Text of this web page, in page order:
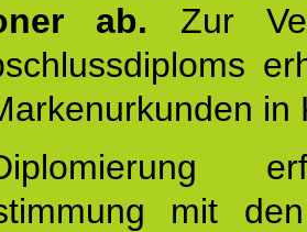
ab. Zur
in
mit